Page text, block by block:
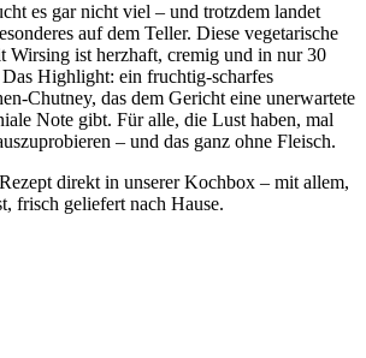
es gar nicht viel – und trotzdem landet
auf dem Teller. Diese vegetarische
Wirsing ist herzhaft, cremig und in nur 30
Highlight: ein fruchtig-scharfes
Chutney, das dem Gericht eine unerwartete
Note gibt. Für alle, die Lust haben, mal
– und das ganz ohne Fleisch.
direkt in unserer Kochbox – mit allem,
frisch geliefert nach Hause.